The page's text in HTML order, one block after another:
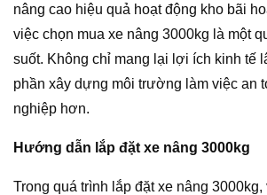
nâng cao hiệu quả hoạt động kho bãi
việc chọn mua xe nâng 3000kg là một
suốt. Không chỉ mang lại lợi ích kinh tế
phần xây dựng môi trường làm việc an
nghiệp hơn.
Hướng dẫn lắp đặt xe nâng 3000kg
Trong quá trình lắp đặt xe nâng